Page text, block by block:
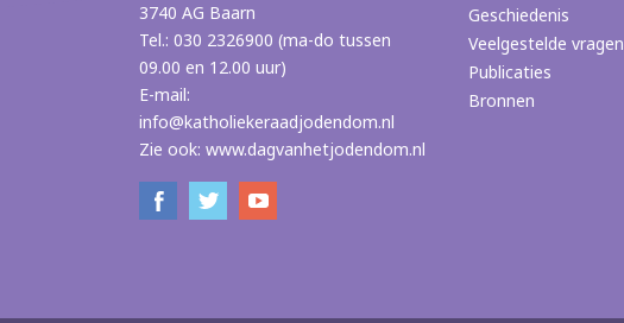
3740 AG Baarn
Tel.: 030 2326900 (ma-do tussen
09.00 en 12.00 uur)
E-mail:
info@katholiekeraadjodendom.nl
Zie ook: www.dagvanhetjodendom.nl
Geschiedenis
Veelgestelde vragen
Publicaties
Bronnen